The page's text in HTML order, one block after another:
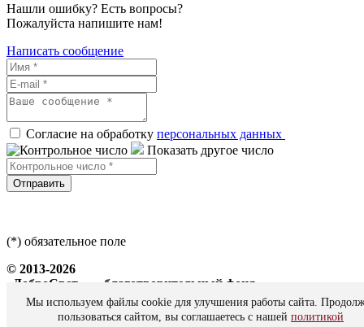
Нашли ошибку? Есть вопросы?
Пожалуйста напишите нам!
Написать сообщение
Согласие на обработку персональных данных
Показать другое число
Отправить
(*) обязательное поле
© 2013-2026
«ДоброСвет» — благотворительный фонд
Все права защищены
Мы используем файлы cookie для улучшения работы сайта.
пользоваться сайтом, вы соглашаетесь с нашей политикой